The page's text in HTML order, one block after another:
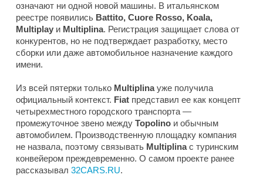
означают ни одной новой машины. В итальянском
реестре появились Battito, Cuore Rosso, Koala,
Multiplay и Multiplina. Регистрация защищает слова от
конкурентов, но не подтверждает разработку, место
сборки или даже автомобильное назначение каждого
имени.
Из всей пятерки только Multiplinaуже получила
официальный контекст. Fiat представил ее как концепт
четырехместного городского транспорта —
промежуточное звено между Topolino и обычным
автомобилем. Производственную площадку компания
не назвала, поэтому связывать Multiplinaс туринским
конвейером преждевременно. О самом проекте ранее
рассказывал 32CARS.RU.